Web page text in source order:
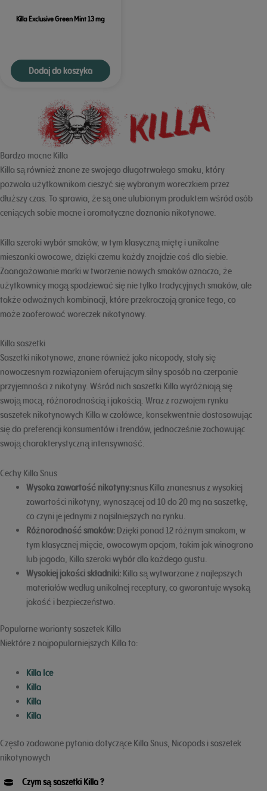
Killa Exclusive Green Mint 13 mg
Dodaj do koszyka
Bardzo mocne Killa
Killa są również znane ze swojego długotrwałego smaku, który
pozwala użytkownikom cieszyć się wybranym woreczkiem przez
dłuższy czas. To sprawia, że są one ulubionym produktem wśród osób
ceniących sobie mocne i aromatyczne doznania nikotynowe.
Killa szeroki wybór smaków, w tym klasyczną miętę i unikalne
mieszanki owocowe, dzięki czemu każdy znajdzie coś dla siebie.
Zaangażowanie marki w tworzenie nowych smaków oznacza, że
użytkownicy mogą spodziewać się nie tylko tradycyjnych smaków, ale
także odważnych kombinacji, które przekraczają granice tego, co
może zaoferować woreczek nikotynowy.
Killa saszetki
Saszetki nikotynowe, znane również jako nicopody, stały się
nowoczesnym rozwiązaniem oferującym silny sposób na czerpanie
przyjemności z nikotyny. Wśród nich saszetki Killa wyróżniają się
swoją mocą, różnorodnością i jakością. Wraz z rozwojem rynku
saszetek nikotynowych Killa w czołówce, konsekwentnie dostosowując
się do preferencji konsumentów i trendów, jednocześnie zachowując
swoją charakterystyczną intensywność.
Cechy Killa Snus
Wysoka zawartość nikotyny:snus Killa znanesnus z wysokiej
zawartości nikotyny, wynoszącej od 10 do 20 mg na saszetkę,
co czyni je jednymi z najsilniejszych na rynku.
Różnorodność smaków:Dzięki ponad 12 różnym smakom, w
tym klasycznej mięcie, owocowym opcjom, takim jak winogrono
lub jagoda, Killa szeroki wybór dla każdego gustu.
Wysokiej jakości składniki:Killa są wytwarzane z najlepszych
materiałów według unikalnej receptury, co gwarantuje wysoką
jakość i bezpieczeństwo.
Popularne warianty saszetek Killa
Niektóre z najpopularniejszych Killa to:
Killa Ice
Killa
Killa
Killa
Często zadawane pytania dotyczące Killa Snus, Nicopods i saszetek
nikotynowych
Czym są saszetki Killa ?